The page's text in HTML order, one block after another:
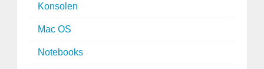
Konsolen
Mac OS
Notebooks